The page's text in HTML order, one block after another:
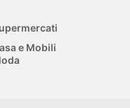
e Mobili